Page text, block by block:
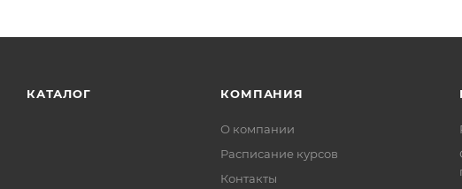
КАТАЛОГ КОМПАНИЯ
О компании
Расписание курсов
Контакты